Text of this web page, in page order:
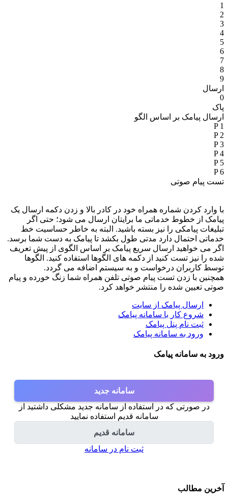
1
2
3
4
5
6
7
8
9
ارسال
0
پاک
ارسال پیامک بر اساس الگو
P 1
P 2
P 3
P 4
P 5
P 6
تست پیام صوتی
با وارد کردن شماره همراه خود در کادر بالا و زدن دکمه ارسال یک
پیامک از خطوط خدماتی ما برایتان ارسال می شود؛ حتی اگر
تبلیغات پیامکی را نیز بسته باشید. البته به خاطر حساسیت خط
خدماتی احتمال دارد مدتی طول بکشد تا پیامک به دست شما برسد.
اگر می خواهید ارسال سریع پیامک بر اساس الگوی از پیش تعریف
شده را نیز تست کنید از دکمه های الگوها استفاده کنید. الگوها
توسط کاربران درخواست و به سیستم اضافه می گردد.
همچنین با زدن تست پیام صوتی تلفن همراه شما زنگ خورده و پیام
صوتی تعیین شده را منتشر خواهد کرد.
ارسال پیامک از سایت
شروع کار با سامانه پیامک
ثبت نام پنل پیامک
ورود به سامانه پیامک
ورود به سامانه پیامک
سامانه جدید
در صورتی که در استفاده از سامانه جدید مشکلی داشتید از
سامانه قدیم استفاده نمایید
سامانه قدیم
ثبت نام در سامانه
آخرین مطالب